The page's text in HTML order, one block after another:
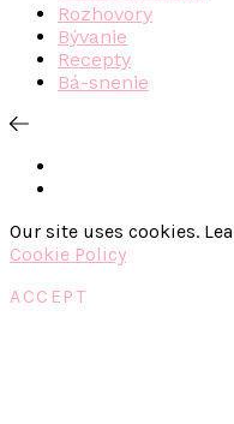
Rozhovory
Bývanie
Recepty
Bá-snenie
Our site uses cookies.
Cookie Policy
ACCEPT